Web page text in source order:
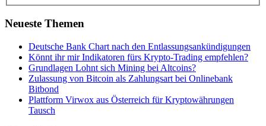
Neueste Themen
Deutsche Bank Chart nach den Entlassungsankündigungen
Könnt ihr mir Indikatoren fürs Krypto-Trading empfehlen?
Grundlagen Lohnt sich Mining bei Altcoins?
Zulassung von Bitcoin als Zahlungsart bei Onlinebank
Bitbond
Plattform Virwox aus Österreich für Kryptowährungen
Tausch